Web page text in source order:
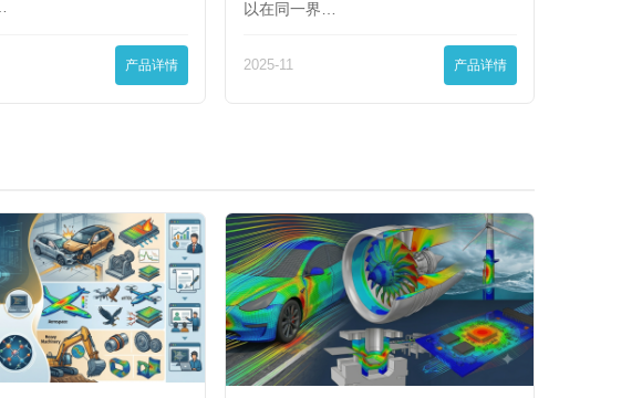
产品详情
以在同一界…
2025-11 产品详情